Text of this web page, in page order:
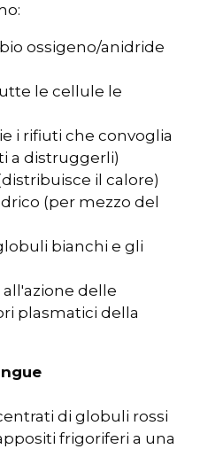
ossigeno/anidride
le cellule le
i rifiuti che convoglia
a distruggerli)
il calore)
(per mezzo del
bianchi e gli
delle
plasmatici della
di globuli rossi
frigoriferi a una